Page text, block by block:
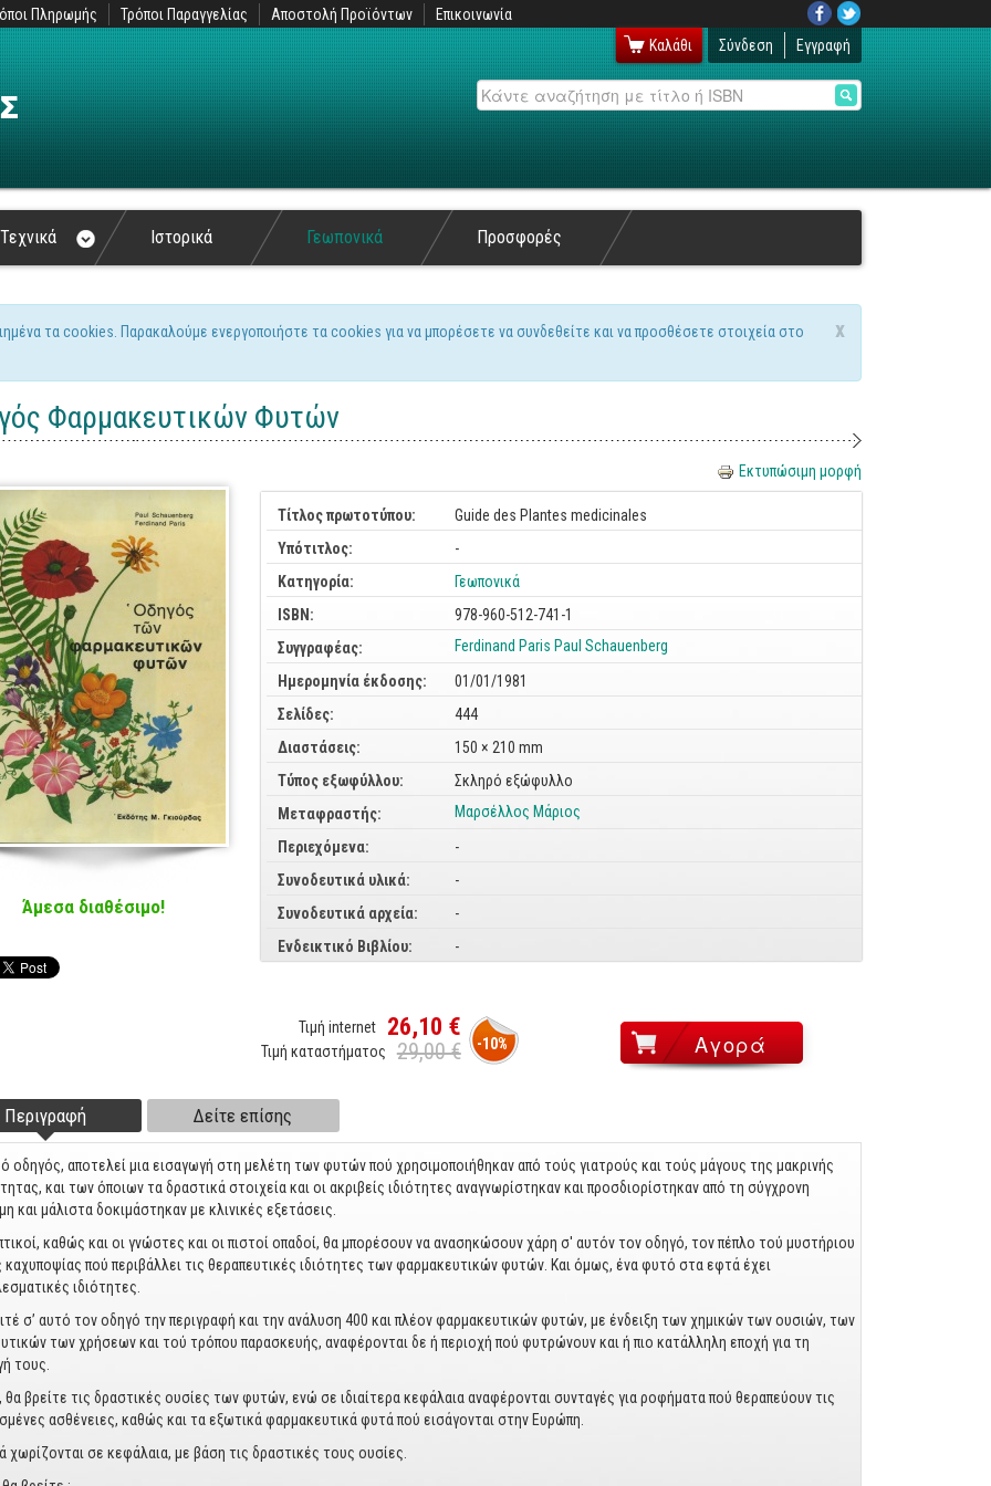
Πληρωμής Τρόποι Παραγγελίας Αποστολή Προϊόντων
Επικοινωνία
Καλάθι
Σύνδεση Εγγραφή
Αναζήτηση
Τεχνικά Ιστορικά Γεωπονικά Προσφορές
x
τα cookies. Παρακαλούμε ενεργοποιήστε τα cookies για να μπορέσετε να συνδεθείτε και να προσθέσετε στοιχεία στο
Φαρμακευτικών Φυτών
Άμεσα διαθέσιμο!
Εκτυπώσιμη μορφή
Τίτλος πρωτοτύπου:
Guide des Plantes medicinales
Υπότιτλος:
-
Κατηγορία:
Γεωπονικά
ISBN:
978-960-512-741-1
Συγγραφέας:
Ferdinand Paris Paul Schauenberg
Ημερομηνία έκδοσης:
01/01/1981
Σελίδες:
444
Διαστάσεις:
150 × 210 mm
Τύπος εξωφύλλου:
Σκληρό εξώφυλλο
Μεταφραστής:
Μαρσέλλος Μάριος
Περιεχόμενα:
-
Συνοδευτικά υλικά:
-
Συνοδευτικά αρχεία:
-
Ενδεικτικό Βιβλίου:
-
-10%
Τιμή internet 26,10 €
Τιμή καταστήματος 29,00 €
tabs
Περιγραφή
καρτέλα)
Δείτε επίσης
οδηγός, αποτελεί μια εισαγωγή στη μελέτη των φυτών πού χρησιμοποιήθηκαν από τούς γιατρούς και τούς μάγους της μακρι­νής
και των όποιων τα δραστικά στοιχεία και οι ακριβείς ιδιότητες αναγνωρίστηκαν και προσδιορίστηκαν από τη σύγ­χρονη
και μάλιστα δοκιμάστηκαν με κλινικές εξετάσεις.
καθώς και οι γνώστες και οι πιστοί οπαδοί, θα μπορέσουν να ανασηκώσουν χάρη σ' αυτόν τον οδηγό, τον πέπλο τού μυστή­ριου
καχυποψίας πού περιβάλλει τις θεραπευτικές ιδιότητες των φαρμακευτικών φυτών. Και όμως, ένα φυτό στα εφτά έχει
ιδιότητες.
σ’ αυτό τον οδηγό την περιγρα­φή και την ανάλυση 400 και πλέον φαρμακευτι­κών φυτών, με ένδειξη των χημικών των ουσιών, των
των χρήσεων και τού τρόπου παρασκευής, αναφέρονται δε ή περιοχή πού φυτρώνουν και ή πιο κατάλληλη εποχή για τη
τους.
θα βρείτε τις δραστικές ουσίες των φυτών, ενώ σε ιδιαίτερα κεφάλαια αναφέρονται συνταγές για ροφήματα πού θεραπεύουν τις
ασθένειες, καθώς και τα εξωτικά φαρμακευτικά φυτά πού εισάγονται στην Ευρώπη.
χωρίζονται σε κεφάλαια, με βάση τις δραστικές τους ουσίες.